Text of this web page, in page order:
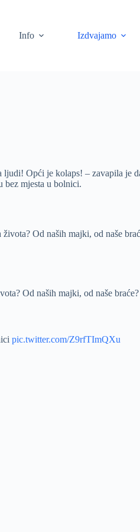
Info Izdvajamo
Opći je kolaps! – zavapila je
bez mjesta u bolnici.
Od naših majki, od naše
Od naših majki, od naše
pic.twitter.com/Z9rfTImQXu